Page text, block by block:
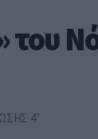
του
4 '